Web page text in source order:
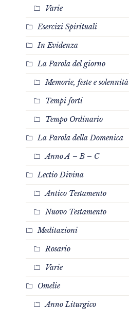
Varie
Esercizi Spirituali
In Evidenza
La Parola del giorno
Memorie, feste e solennità
Tempi forti
Tempo Ordinario
La Parola della Domenica
Anno A – B – C
Lectio Divina
Antico Testamento
Nuovo Testamento
Meditazioni
Rosario
Varie
Omelie
Anno Liturgico